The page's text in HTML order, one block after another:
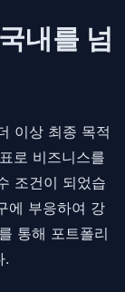
내를 넘
이상 최종 목적
로 비즈니스를
조건이 되었습
에 부응하여 강
통해 포트폴리
.